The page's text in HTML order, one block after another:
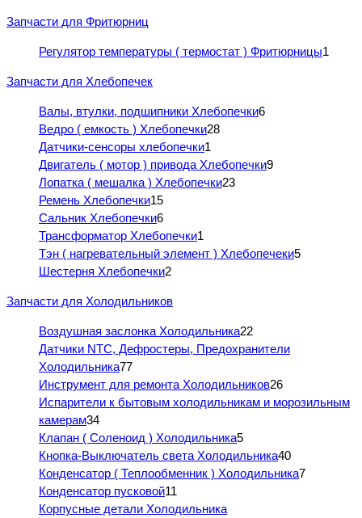
Запчасти для Фритюрниц
Регулятор температуры ( термостат ) Фритюрницы1
Запчасти для Хлебопечек
Валы, втулки, подшипники Хлебопечки6
Ведро ( емкость ) Хлебопечки28
Датчики-сенсоры хлебопечки1
Двигатель ( мотор ) привода Хлебопечки9
Лопатка ( мешалка ) Хлебопечки23
Ремень Хлебопечки15
Сальник Хлебопечки6
Трансформатор Хлебопечки1
Тэн ( нагревательный элемент ) Хлебопечеки5
Шестерня Хлебопечки2
Запчасти для Холодильников
Воздушная заслонка Холодильника22
Датчики NTC, Дефростеры, Предохранители
Холодильника77
Инструмент для ремонта Холодильников26
Испарители к бытовым холодильникам и морозильным
камерам34
Клапан ( Соленоид ) Холодильника5
Кнопка-Выключатель света Холодильника40
Конденсатор ( Теплообменник ) Холодильника7
Конденсатор пусковой11
Корпусные детали Холодильника